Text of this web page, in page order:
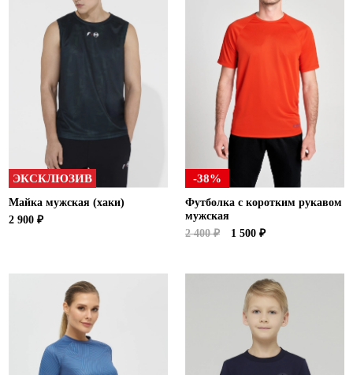
ЭКСКЛЮЗИВ
Майка мужская (хаки)
2 900 ₽
-38%
Футболка с коротким рукавом
мужская
2 400 ₽
1 500 ₽